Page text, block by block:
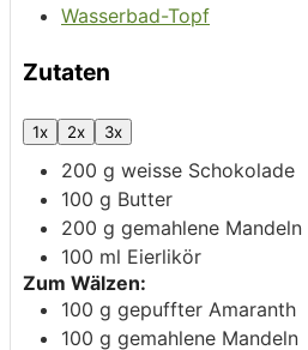
Wasserbad-Topf
Zutaten
1x 2x 3x
200 g weisse Schokolade
100 g Butter
200 g gemahlene Mandeln
100 ml Eierlikör
Zum Wälzen:
100 g gepuffter Amaranth
100 g gemahlene Mandeln